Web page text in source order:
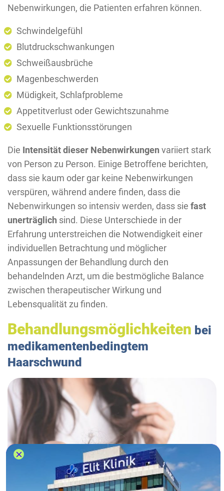
Nebenwirkungen, die Patienten erfahren können.
Schwindelgefühl
Blutdruckschwankungen
Schweißausbrüche
Magenbeschwerden
Müdigkeit, Schlafprobleme
Appetitverlust oder Gewichtszunahme
Sexuelle Funktionsstörungen
Die Intensität dieser Nebenwirkungen variiert stark
von Person zu Person. Einige Betroffene berichten,
dass sie kaum oder gar keine Nebenwirkungen
verspüren, während andere finden, dass die
Nebenwirkungen so intensiv werden, dass sie fast
unerträglich sind. Diese Unterschiede in der
Erfahrung unterstreichen die Notwendigkeit einer
individuellen Betrachtung und möglicher
Anpassungen der Behandlung durch den
behandelnden Arzt, um die bestmögliche Balance
zwischen therapeutischer Wirkung und
Lebensqualität zu finden.
Behandlungsmöglichkeiten bei
medikamentenbedingtem
Haarschwund